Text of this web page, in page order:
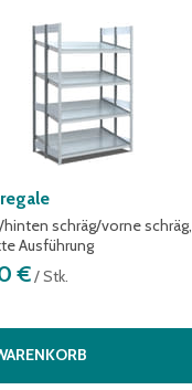
schräg/vorne schräg,
Ausführung
€/ Stk.